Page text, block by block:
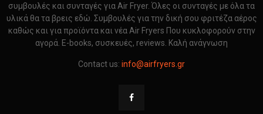
συμβουλές και συνταγές για Air Fryer. Όλες οι συνταγές με όλα τα
υλικά θα τα βρεις εδώ. Συμβουλές για την δική σου φριτέζα αέρος
καθώς και για προϊόντα και νέα Air Fryers Που κυκλοφορούν στην
αγορά. E-books, συσκευές, reviews. Καλή ανάγνωση
Contact us: info@airfryers.gr